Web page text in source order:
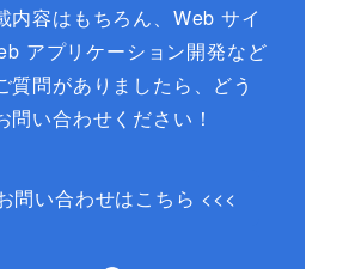
内容はもちろん、Web サイ
アプリケーション開発など
質問がありましたら、どう
問い合わせください！
問い合わせはこちら <<<